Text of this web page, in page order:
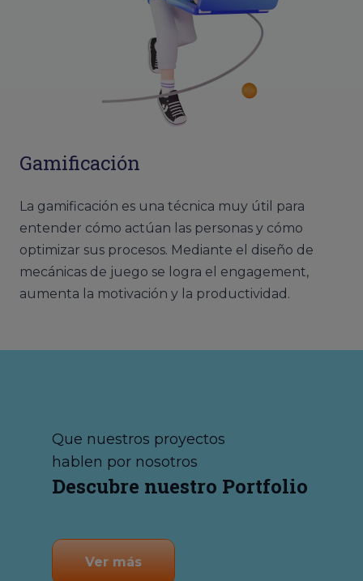
Gamificación
La gamificación es una técnica muy útil para
entender cómo actúan las personas y cómo
optimizar sus procesos. Mediante el diseño de
mecánicas de juego se logra el engagement,
aumenta la motivación y la productividad.
Que nuestros proyectos
hablen por nosotros
Descubre nuestro Portfolio
Ver más